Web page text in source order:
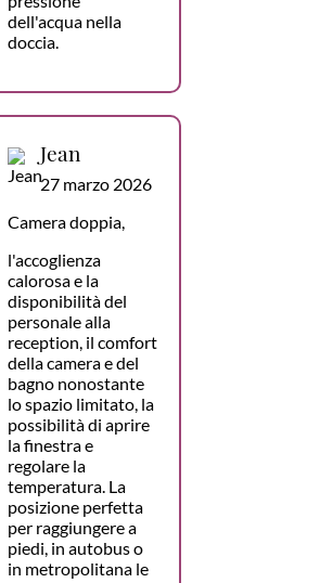
dell'acqua nella
doccia.
Jean
27 marzo 2026
Camera doppia,
l'accoglienza
calorosa e la
disponibilità del
personale alla
reception, il comfort
della camera e del
bagno nonostante
lo spazio limitato, la
possibilità di aprire
la finestra e
regolare la
temperatura. La
posizione perfetta
per raggiungere a
piedi, in autobus o
in metropolitana le